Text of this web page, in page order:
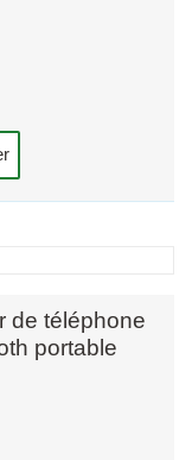
de téléphone
portable